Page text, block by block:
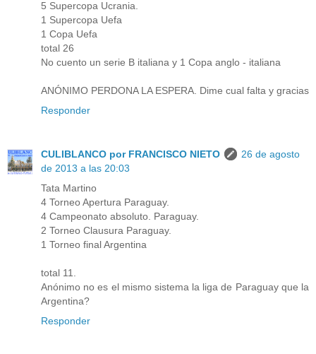
5 Supercopa Ucrania.
1 Supercopa Uefa
1 Copa Uefa
total 26
No cuento un serie B italiana y 1 Copa anglo - italiana
ANÓNIMO PERDONA LA ESPERA. Dime cual falta y gracias
Responder
CULIBLANCO por FRANCISCO NIETO
26 de agosto
de 2013 a las 20:03
Tata Martino
4 Torneo Apertura Paraguay.
4 Campeonato absoluto. Paraguay.
2 Torneo Clausura Paraguay.
1 Torneo final Argentina
total 11.
Anónimo no es el mismo sistema la liga de Paraguay que la
Argentina?
Responder